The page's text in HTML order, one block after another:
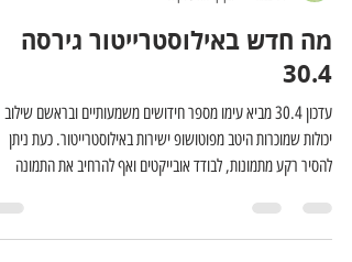
יגאל לוי
14 במאי
זמן קריאה 9 דקות
30.4
עדכון 30.4 מביא עימו מספר חידושים משמעותיים ובראשם שילוב
להסיר רקע מתמונות, לבודד אובייקטים ואף להרחיב את התמונה
באמצעות יצירה משלימה מבוססת בינה מלאכותית. גירסה זו גם